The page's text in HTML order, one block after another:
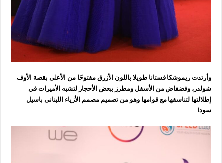
وأرتدت ريموشكا فستانا طويلا باللون الأزرق مفتوحًا من الأعلى بقصة الأوف
شولدر، وفضفاض من الأسفل ومطرز ببعض الأحجار لتشبه الأميرات في
إطلالتها لتناسقها مع قوامها وهو من تصميم مصمم الأزياء اللبنانى باسيل
سودا